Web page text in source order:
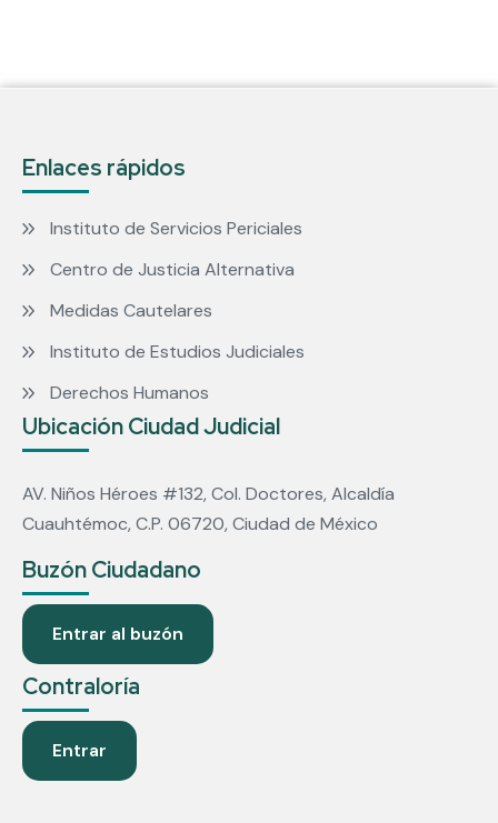
Enlaces rápidos
Instituto de Servicios Periciales
Centro de Justicia Alternativa
Medidas Cautelares
Instituto de Estudios Judiciales
Derechos Humanos
Ubicación Ciudad Judicial
AV. Niños Héroes #132, Col. Doctores, Alcaldía
Cuauhtémoc, C.P. 06720, Ciudad de México
Buzón Ciudadano
Entrar al buzón
Contraloría
Entrar